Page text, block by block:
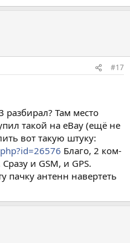
#17
разбирал? Там место
такой на eBay (ещё не
вот такую штуку:
Благо, 2 ком-
и GSM, и GPS.
пачку антенн навертеть